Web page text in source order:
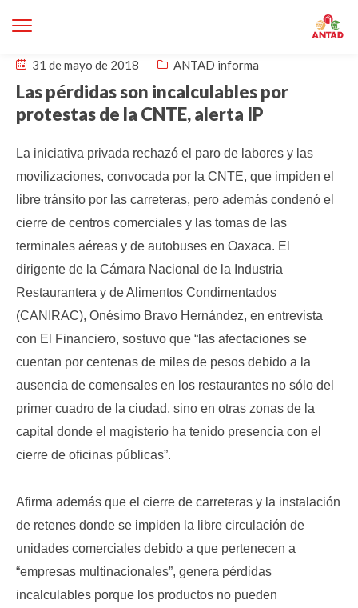
31 de mayo de 2018 ANTAD informa
Las pérdidas son incalculables por
protestas de la CNTE, alerta IP
La iniciativa privada rechazó el paro de labores y las
movilizaciones, convocada por la CNTE, que impiden el
libre tránsito por las carreteras, pero además condenó el
cierre de centros comerciales y las tomas de las
terminales aéreas y de autobuses en Oaxaca. El
dirigente de la Cámara Nacional de la Industria
Restaurantera y de Alimentos Condimentados
(CANIRAC), Onésimo Bravo Hernández, en entrevista
con El Financiero, sostuvo que “las afectaciones se
cuentan por centenas de miles de pesos debido a la
ausencia de comensales en los restaurantes no sólo del
primer cuadro de la ciudad, sino en otras zonas de la
capital donde el magisterio ha tenido presencia con el
cierre de oficinas públicas”.
Afirma además que el cierre de carreteras y la instalación
de retenes donde se impiden la libre circulación de
unidades comerciales debido a que pertenecen a
“empresas multinacionales”, genera pérdidas
incalculables porque los productos no pueden